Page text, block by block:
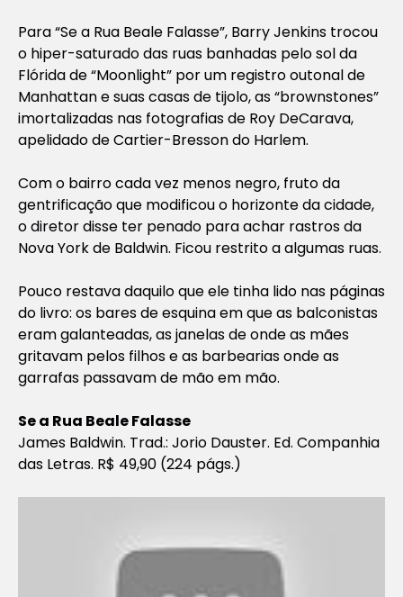
Para “Se a Rua Beale Falasse”, Barry Jenkins trocou
o hiper-saturado das ruas banhadas pelo sol da
Flórida de “Moonlight” por um registro outonal de
Manhattan e suas casas de tijolo, as “brownstones”
imortalizadas nas fotografias de Roy DeCarava,
apelidado de Cartier-Bresson do Harlem.
Com o bairro cada vez menos negro, fruto da
gentrificação que modificou o horizonte da cidade,
o diretor disse ter penado para achar rastros da
Nova York de Baldwin. Ficou restrito a algumas ruas.
Pouco restava daquilo que ele tinha lido nas páginas
do livro: os bares de esquina em que as balconistas
eram galanteadas, as janelas de onde as mães
gritavam pelos filhos e as barbearias onde as
garrafas passavam de mão em mão.
Se a Rua Beale Falasse
James Baldwin. Trad.: Jorio Dauster. Ed. Companhia
das Letras. R$ 49,90 (224 págs.)